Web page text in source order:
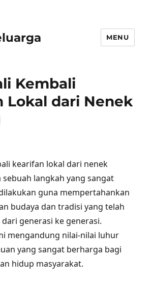
MENU
Kembali
Lokal dari Nenek
kearifan lokal dari nenek
sebuah langkah yang sangat
guna mempertahankan
budaya dan tradisi yang telah
generasi ke generasi.
mengandung nilai-nilai luhur
yang sangat berharga bagi
hidup masyarakat.